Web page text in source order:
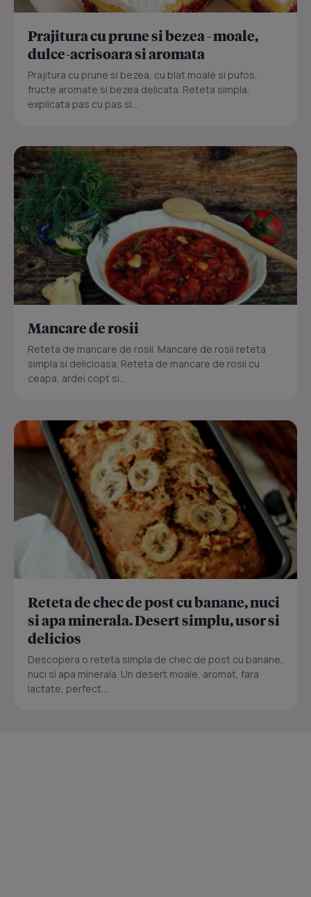
Prajitura cu prune si bezea - moale,
dulce-acrisoara si aromata
Prajitura cu prune si bezea, cu blat moale si pufos,
fructe aromate si bezea delicata. Reteta simpla,
explicata pas cu pas si...
Mancare de rosii
Reteta de mancare de rosii. Mancare de rosii reteta
simpla si delicioasa. Reteta de mancare de rosii cu
ceapa, ardei copt si...
Reteta de chec de post cu banane, nuci
si apa minerala. Desert simplu, usor si
delicios
Descopera o reteta simpla de chec de post cu banane,
nuci si apa minerala. Un desert moale, aromat, fara
lactate, perfect...